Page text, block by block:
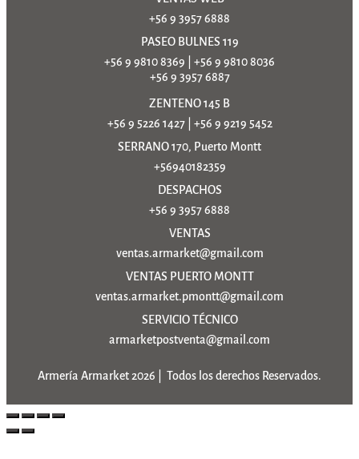
+56 9 3957 6888
PASEO BULNES 119
+56 9 9810 8369
+56 9 9810 8036
+56 9 3957 6887
ZENTENO 145 B
+56 9 5226 1427| +56 9 9219 5452
SERRANO 170, Puerto Montt
+56940182359
DESPACHOS
+56 9 3957 6888
VENTAS
ventas.armarket@gmail.com
VENTAS PUERTO MONTT
ventas.armarket.pmontt@gmail.com
SERVICIO TÉCNICO
armarketpostventa@gmail.com
Armería Armarket 2026 | Todos los derechos Reservados.